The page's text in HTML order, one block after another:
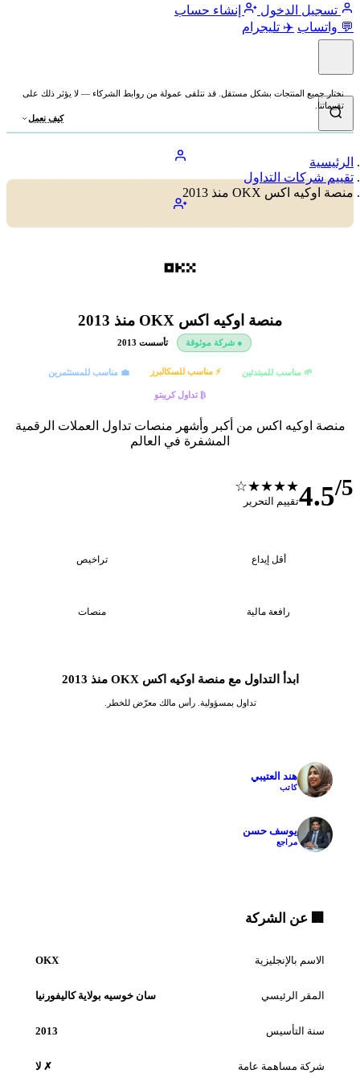
تسجيل الدخول
إنشاء حساب
💬 واتساب ✈️ تليجرام
نختار جميع المنتجات بشكل مستقل. قد نتلقى عمولة من روابط الشركاء — لا يؤثر ذلك على
تقييماتنا.
كيف نعمل
الرئيسية
تقييم شركات التداول
منصة اوكيه اكس OKX منذ 2013
منصة اوكيه اكس OKX منذ 2013
● شركة موثوقة تأسست 2013
🌱 مناسب للمبتدئين ⚡ مناسب للسكالبرز 💼 مناسب للمستثمرين
₿ تداول كريبتو
منصة اوكيه اكس من أكبر وأشهر منصات تداول العملات الرقمية
المشفرة في العالم
4.5/5
★★★★☆
تقييم التحرير
أقل إيداع تراخيص
رافعة مالية منصات
ابدأ التداول مع منصة اوكيه اكس OKX منذ 2013
تداول بمسؤولية. رأس مالك معرّض للخطر.
هند العتيبي
كاتب
يوسف حسن
مراجع
🏢 عن الشركة
الاسم بالإنجليزية OKX
المقر الرئيسي سان خوسيه بولاية كاليفورنيا
سنة التأسيس 2013
شركة مساهمة عامة ✗ لا